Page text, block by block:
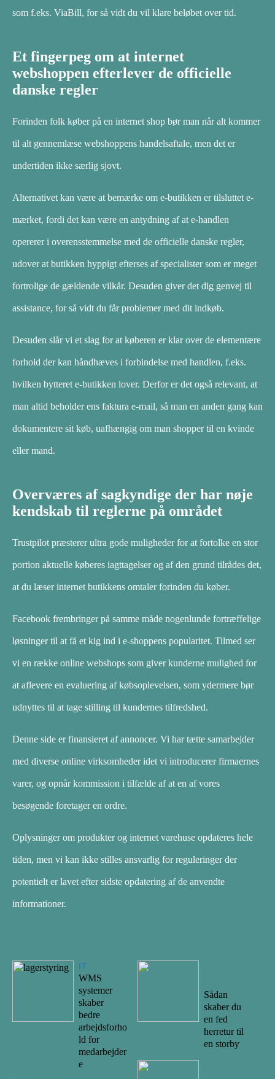
som f.eks. ViaBill, for så vidt du vil klare beløbet over tid.
Et fingerpeg om at internet
webshoppen efterlever de officielle
danske regler
Forinden folk køber på en internet shop bør man når alt kommer
til alt gennemlæse webshoppens handelsaftale, men det er
undertiden ikke særlig sjovt.
Alternativet kan være at bemærke om e-butikken er tilsluttet e-
mærket, fordi det kan være en antydning af at e-handlen
opererer i overensstemmelse med de officielle danske regler,
udover at butikken hyppigt efterses af specialister som er meget
fortrolige de gældende vilkår. Desuden giver det dig genvej til
assistance, for så vidt du får problemer med dit indkøb.
Desuden slår vi et slag for at køberen er klar over de elementære
forhold der kan håndhæves i forbindelse med handlen, f.eks.
hvilken bytteret e-butikken lover. Derfor er det også relevant, at
man altid beholder ens faktura e-mail, så man en anden gang kan
dokumentere sit køb, uafhængig om man shopper til en kvinde
eller mand.
Overværes af sagkyndige der har nøje
kendskab til reglerne på området
Trustpilot præsterer ultra gode muligheder for at fortolke en stor
portion aktuelle køberes iagttagelser og af den grund tilrådes det,
at du læser internet butikkens omtaler forinden du køber.
Facebook frembringer på samme måde nogenlunde fortræffelige
løsninger til at få et kig ind i e-shoppens popularitet. Tilmed ser
vi en række online webshops som giver kunderne mulighed for
at aflevere en evaluering af købsoplevelsen, som ydermere bør
udnyttes til at tage stilling til kundernes tilfredshed.
Denne side er finansieret af annoncer. Vi har tætte samarbejder
med diverse online virksomheder idet vi introducerer firmaernes
varer, og opnår kommission i tilfælde af at en af vores
besøgende foretager en ordre.
Oplysninger om produkter og internet varehuse opdateres hele
tiden, men vi kan ikke stilles ansvarlig for reguleringer der
potentielt er lavet efter sidste opdatering af de anvendte
informationer.
IT
WMS
systemer
skaber
bedre
arbejdsforho
ld for
medarbejder
e
Sådan
skaber du
en fed
herretur til
en storby